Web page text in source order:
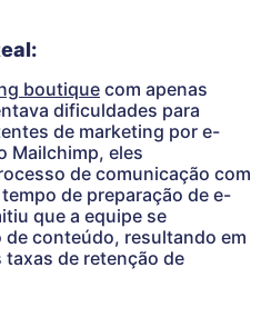
boutique com apenas
dificuldades para
de marketing por e-
Mailchimp, eles
de comunicação com
de preparação de e-
que a equipe se
conteúdo, resultando em
taxas de retenção de